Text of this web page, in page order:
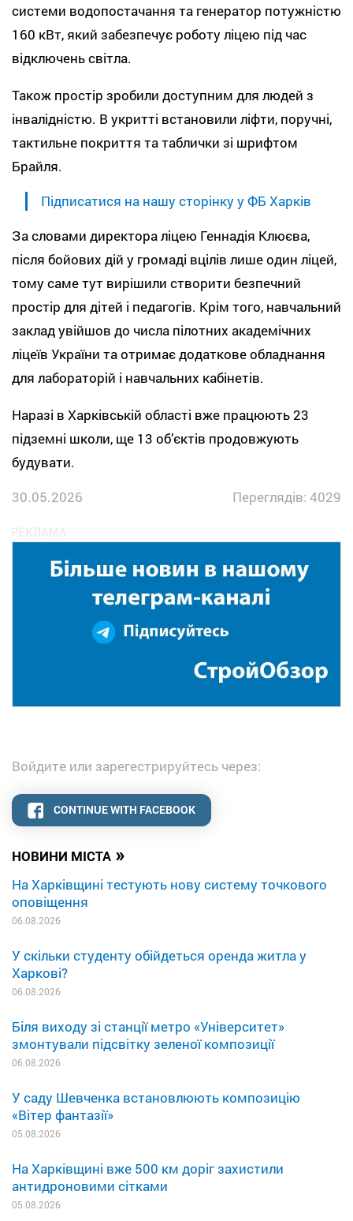
НОВИНИ МІСТА »
На Харківщині тестують нову систему точкового
оповіщення
06.08.2026
У скільки студенту обійдеться оренда житла у
Харкові?
06.08.2026
Біля виходу зі станції метро «Університет»
змонтували підсвітку зеленої композиції
06.08.2026
У саду Шевченка встановлюють композицію
«Вітер фантазії»
05.08.2026
На Харківщині вже 500 км доріг захистили
антидроновими сітками
05.08.2026
системи водопостачання та генератор потужністю
160 кВт, який забезпечує роботу ліцею під час
відключень світла.
Також простір зробили доступним для людей з
інвалідністю. В укритті встановили ліфти, поручні,
тактильне покриття та таблички зі шрифтом
Брайля.
Підписатися на нашу сторінку у ФБ Харків
За словами директора ліцею Геннадія Клюєва,
після бойових дій у громаді вцілів лише один ліцей,
тому саме тут вирішили створити безпечний
простір для дітей і педагогів. Крім того, навчальний
заклад увійшов до числа пілотних академічних
ліцеїв України та отримає додаткове обладнання
для лабораторій і навчальних кабінетів.
Наразі в Харківській області вже працюють 23
підземні школи, ще 13 об’єктів продовжують
будувати.
30.05.2026
Переглядів: 4029
Войдите или зарегестрируйтесь через:
CONTINUE WITH FACEBOOK